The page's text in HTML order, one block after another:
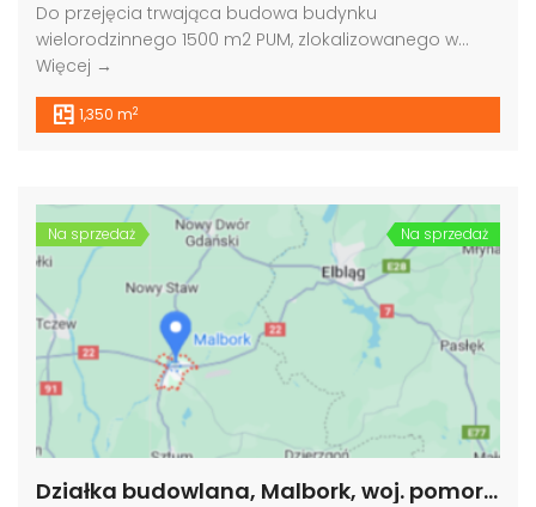
Do przejęcia trwająca budowa budynku
wielorodzinnego 1500 m2 PUM, zlokalizowanego w…
Więcej →
1,350 m2
Na sprzedaż Na sprzedaż
Działka budowlana, Malbork, woj. pomorskie